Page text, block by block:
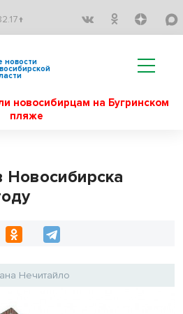
новости
новосибирцам на Бугринском
пляже
Новосибирска
Нечитайло